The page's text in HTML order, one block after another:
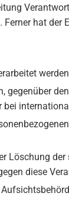
hat
werden
gegenüber
Löschung
diese